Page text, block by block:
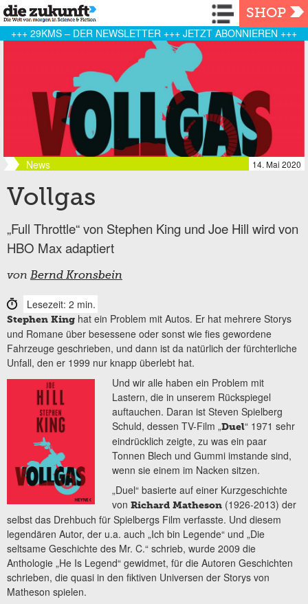
Navigation
SHOP
+++ 29KMS – DER NEWSLETTER +++ JETZT ABONNIEREN +++
News 14. Mai 2020
Vollgas
„Full Throttle“ von Stephen King und Joe Hill wird von
HBO Max adaptiert
von Bernd Kronsbein
Lesezeit: 2 min.
Stephen King hat ein Problem mit Autos. Er hat mehrere Storys
und Romane über besessene oder sonst wie fies gewordene
Fahrzeuge geschrieben, und dann ist da natürlich der fürchterliche
Unfall, den er 1999 nur knapp überlebt hat.
Und wir alle haben ein Problem mit
Lastern, die in unserem Rückspiegel
auftauchen. Daran ist Steven Spielberg
Schuld, dessen TV-Film „Duel“ 1971 sehr
eindrücklich zeigte, zu was ein paar
Tonnen Blech und Gummi imstande sind,
wenn sie einem im Nacken sitzen.
„Duel“ basierte auf einer Kurzgeschichte
vonRichard Matheson (1926-2013) der
selbst das Drehbuch für Spielbergs Film verfasste. Und diesem
legendären Autor, der u.a. auch „Ich bin Legende“ und „Die
seltsame Geschichte des Mr. C.“ schrieb, wurde 2009 die
Anthologie „He Is Legend“ gewidmet, für die Autoren Geschichten
schrieben, die quasi in den fiktiven Universen der Storys von
Matheson spielen.